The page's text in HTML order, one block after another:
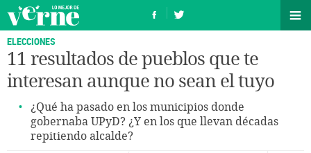
ELECCIONES
11 resultados de pueblos que te
interesan aunque no sean el tuyo
¿Qué ha pasado en los municipios donde
gobernaba UPyD? ¿Y en los que llevan décadas
repitiendo alcalde?